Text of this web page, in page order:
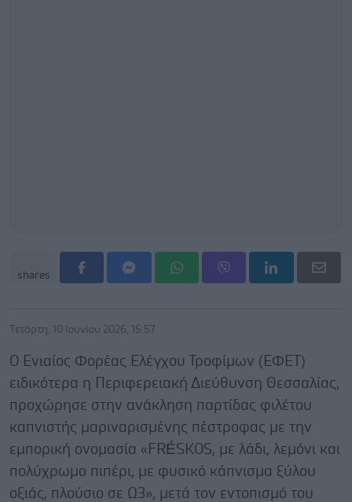
shares
Τετάρτη, 10 Ιουνίου 2026, 15:57
Ο Ενιαίος Φορέας Ελέγχου Τροφίμων (ΕΦΕΤ)
ειδικότερα η Περιφερειακή Διεύθυνση Θεσσαλίας,
προχώρησε στην ανάκληση παρτίδας φιλέτου
καπνιστής μαριναρισμένης πέστροφας με την
εμπορική ονομασία «FRÉSKOS, με λάδι, λεμόνι και
πολύχρωμο πιπέρι, με φυσικό κάπνισμα ξύλου
οξιάς, πλούσιο σε Ω3», μετά τον εντοπισμό του